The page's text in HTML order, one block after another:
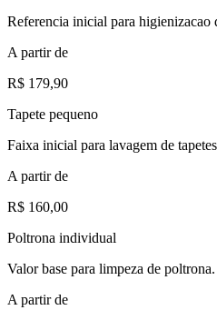
Referencia inicial para higienizacao
A partir de
R$ 179,90
Tapete pequeno
Faixa inicial para lavagem de
A partir de
R$ 160,00
Poltrona individual
Valor base para limpeza de poltrona.
A partir de